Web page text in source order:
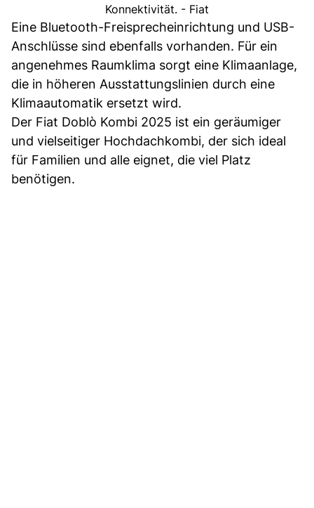
Konnektivität. - Fiat
Eine Bluetooth-Freisprecheinrichtung und USB-
Anschlüsse sind ebenfalls vorhanden. Für ein
angenehmes Raumklima sorgt eine Klimaanlage,
die in höheren Ausstattungslinien durch eine
Klimaautomatik ersetzt wird.
Der Fiat Doblò Kombi 2025 ist ein geräumiger
und vielseitiger Hochdachkombi, der sich ideal
für Familien und alle eignet, die viel Platz
benötigen.